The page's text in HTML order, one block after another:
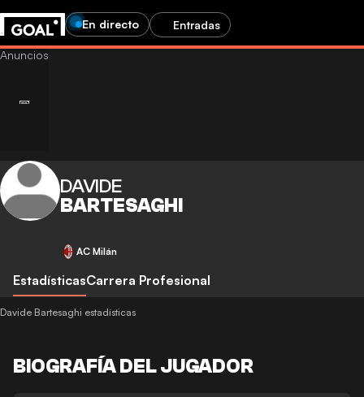
En directo Entradas
DAVIDE
BARTESAGHI
AC Milán
EstadísticasCarrera Profesional
Davide Bartesaghi estadísticas
BIOGRAFÍA DEL JUGADOR